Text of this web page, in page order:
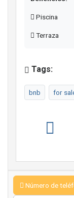
Piscina
Terraza
Tags:
bnb for
Número de